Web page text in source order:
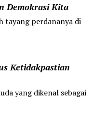
Demokrasi Kita
tayang perdananya di
Ketidakpastian
yang dikenal sebagai